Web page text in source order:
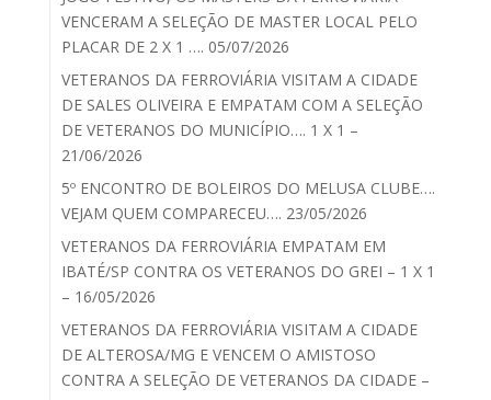
VENCERAM A SELEÇÃO DE MASTER LOCAL PELO
PLACAR DE 2 X 1 …. 05/07/2026
VETERANOS DA FERROVIÁRIA VISITAM A CIDADE
DE SALES OLIVEIRA E EMPATAM COM A SELEÇÃO
DE VETERANOS DO MUNICÍPIO…. 1 X 1 –
21/06/2026
5º ENCONTRO DE BOLEIROS DO MELUSA CLUBE….
VEJAM QUEM COMPARECEU…. 23/05/2026
VETERANOS DA FERROVIÁRIA EMPATAM EM
IBATÉ/SP CONTRA OS VETERANOS DO GREI – 1 X 1
– 16/05/2026
VETERANOS DA FERROVIÁRIA VISITAM A CIDADE
DE ALTEROSA/MG E VENCEM O AMISTOSO
CONTRA A SELEÇÃO DE VETERANOS DA CIDADE –